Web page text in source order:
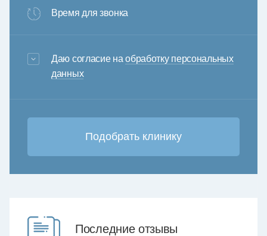
Время для звонка
3+6=
Даю согласие наобработку персональных
данных
Последние отзывы